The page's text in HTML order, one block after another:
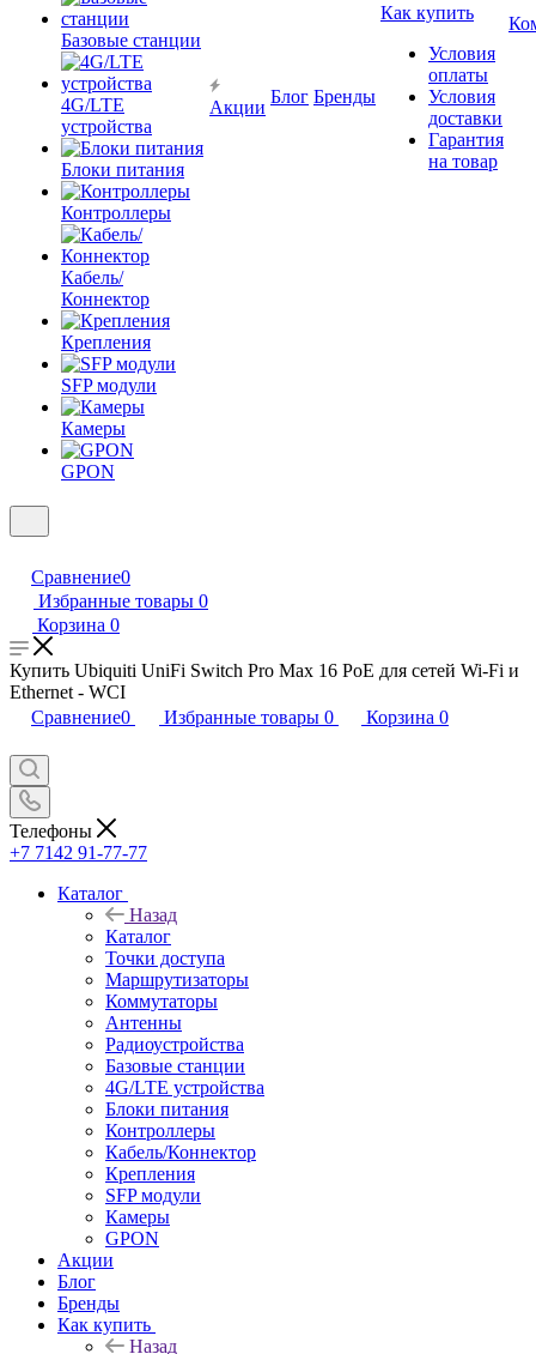
Базовые станции
4G/LTE
устройства
Блоки питания
Контроллеры
Кабель/
Коннектор
Крепления
SFP модули
Камеры
GPON
Акции
Блог Бренды
Как купить
Условия
оплаты
Условия
доставки
Гарантия
на товар
Сравнение0
Избранные товары 0
Корзина 0
Купить Ubiquiti UniFi Switch Pro Max 16 PoE для сетей Wi-Fi и
Ethernet - WCI
Сравнение0 Избранные товары 0 Корзина 0
Телефоны
+7 7142 91-77-77
Каталог
Назад
Каталог
Точки доступа
Маршрутизаторы
Коммутаторы
Антенны
Радиоустройства
Базовые станции
4G/LTE устройства
Блоки питания
Контроллеры
Кабель/Коннектор
Крепления
SFP модули
Камеры
GPON
Акции
Блог
Бренды
Как купить
Назад